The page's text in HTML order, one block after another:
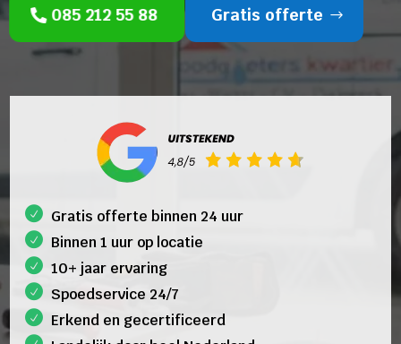
085 212 55 88 Gratis offerte
Gratis offerte binnen 24 uur
Binnen 1 uur op locatie
10+ jaar ervaring
Spoedservice 24/7
Erkend en gecertificeerd